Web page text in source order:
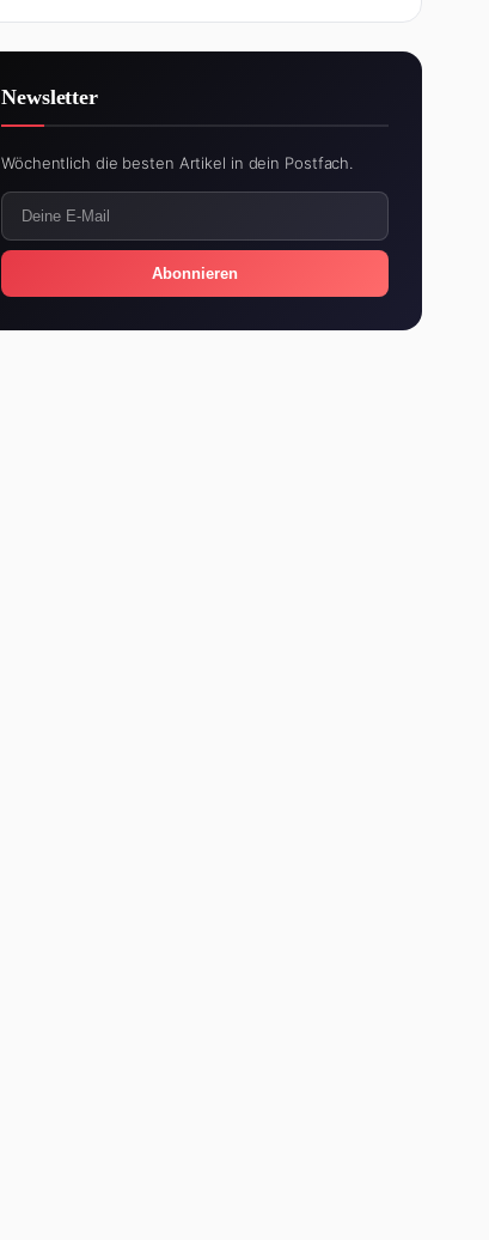
Newsletter
Wöchentlich die besten Artikel in dein Postfach.
Abonnieren